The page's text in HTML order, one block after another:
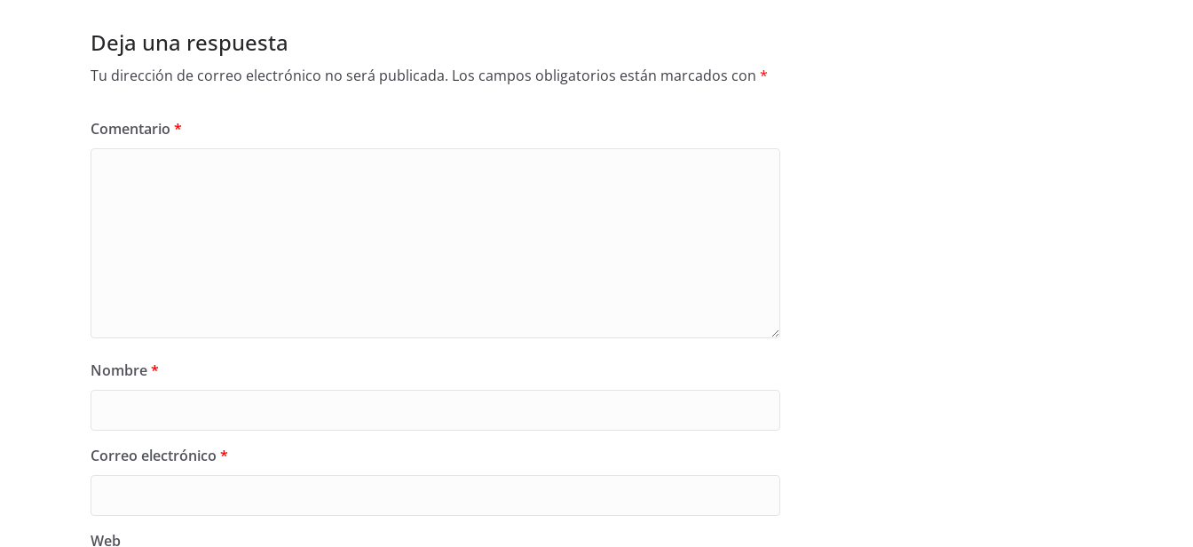
Deja una respuesta
Tu dirección de correo electrónico no será publicada. Los campos obligatorios están marcados con *
Comentario *
Nombre*
Correo electrónico *
Web